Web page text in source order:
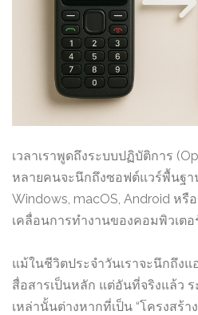
เวลาเราพูดถึงระบบปฏิบัติการ
หลายคนจะนึกถึงซอฟต์แวร์พื้นฐ
Windows, macOS, Android หรื
เคลื่อนการทำงานของคอมพิวเต
แม้ในชีวิตประจำวันเราจะนึกถึง
สื่อสารเป็นหลัก แต่อันที่จริงแล้ว
เหล่านั้นต่างหากที่เป็น “โครงสร้